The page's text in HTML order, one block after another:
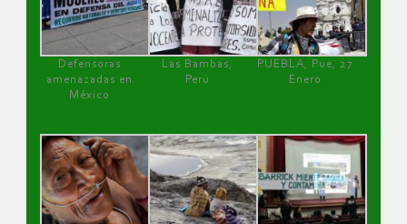
Defensoras
amenazadas en
México
Las Bambas,
Perú
PUEBLA, Pue, 27
Enero